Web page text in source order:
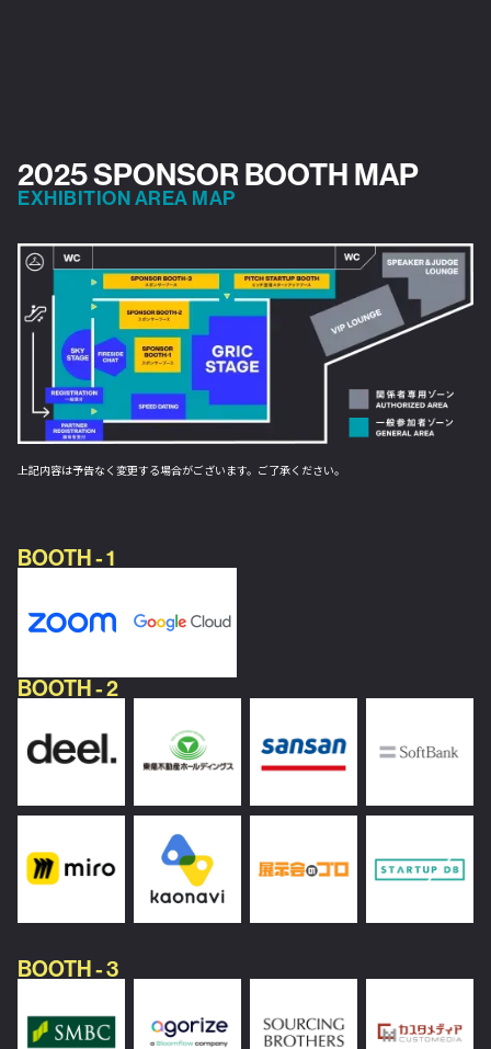
2025 SPONSOR BOOTH MAP
EXHIBITION AREA MAP
上記内容は予告なく変更する場合がございます。ご了承ください。
BOOTH - 1
BOOTH - 2
BOOTH - 3